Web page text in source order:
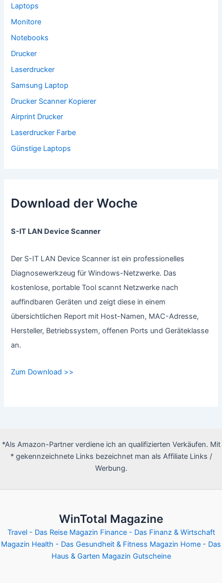
Laptops
Monitore
Notebooks
Drucker
Laserdrucker
Samsung Laptop
Drucker Scanner Kopierer
Airprint Drucker
Laserdrucker Farbe
Günstige Laptops
Download der Woche
S-IT LAN Device Scanner
Der S-IT LAN Device Scanner ist ein professionelles
Diagnosewerkzeug für Windows-Netzwerke. Das
kostenlose, portable Tool scannt Netzwerke nach
auffindbaren Geräten und zeigt diese in einem
übersichtlichen Report mit Host-Namen, MAC-Adresse,
Hersteller, Betriebssystem, offenen Ports und Geräteklasse
an.
Zum Download >>
*Als Amazon-Partner verdiene ich an qualifizierten Verkäufen. Mit
* gekennzeichnete Links bezeichnet man als Affiliate Links /
Werbung.
WinTotal Magazine
Travel - Das Reise Magazin Finance - Das Finanz & Wirtschaft
Magazin Health - Das Gesundheit & Fitness Magazin Home - Das
Haus & Garten Magazin Gutscheine